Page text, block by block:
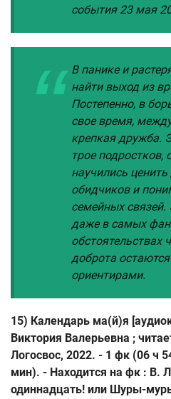
события 23 мая
В панике и
найти выход из
Постепенно, в
свое время,
крепкая дружба.
трое подростков,
научились
обидчиков и
семейных связей.
даже в самых
обстоятельствах
доброта
ориентирами.
15) Календарь ма(й)я
Виктория Валерьевна ;
Логосвос, 2022. - 1 фк (06 ч
мин). - Находится на фк : В.
одиннадцать! или Шуры-